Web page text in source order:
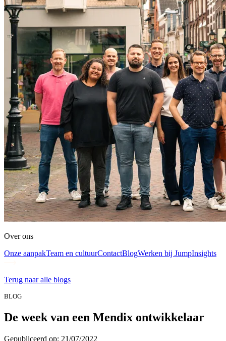
Over ons
Onze aanpakTeam en cultuurContactBlogWerken bij JumpInsights
Terug naar alle blogs
BLOG
De week van een Mendix ontwikkelaar
Gepubliceerd op: 21/07/2022